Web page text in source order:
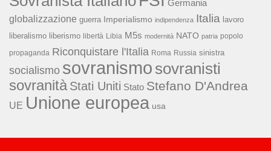
Germania
globalizzazione guerra Imperialismo indipendenza Italia lavoro
liberalismo liberismo libertà Libia M5s modernità NATO patria popolo
propaganda Riconquistare l'Italia Roma Russia sinistra
socialismo sovranismo sovranisti
sovranità Stati Uniti Stato Stefano D'Andrea
UE Unione europea usa